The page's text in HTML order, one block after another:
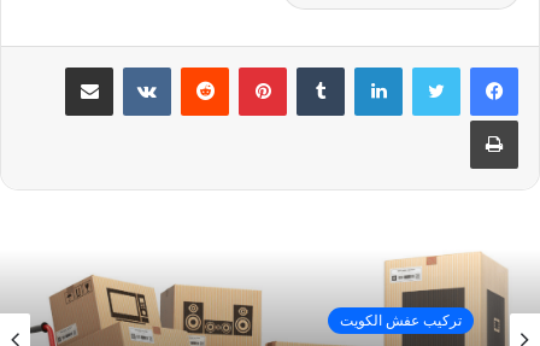
لينكدإن بينتيريست مشاركة عبر البريد
طباعة
تركيب عفش الكويت